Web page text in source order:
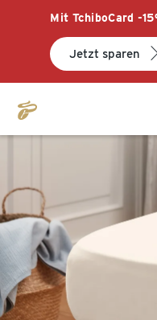
Mit TchiboCard -
Jetzt sparen